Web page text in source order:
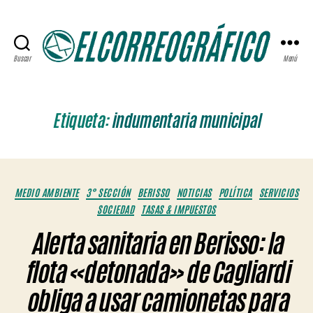
Buscar Menú
Etiqueta:indumentaria municipal
Categorías
MEDIO AMBIENTE 3° SECCIÓN BERISSO NOTICIAS POLÍTICA
SERVICIOS
SOCIEDAD
TASAS & IMPUESTOS
Alerta sanitaria en Berisso: la
flota «detonada» de Cagliardi
obliga a usar camionetas para